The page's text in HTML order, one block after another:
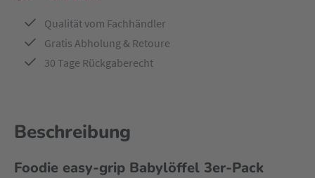
Qualität vom Fachhändler
Gratis Abholung & Retoure
30 Tage Rückgaberecht
Beschreibung
Foodie easy-grip Babylöffel 3er-Pack